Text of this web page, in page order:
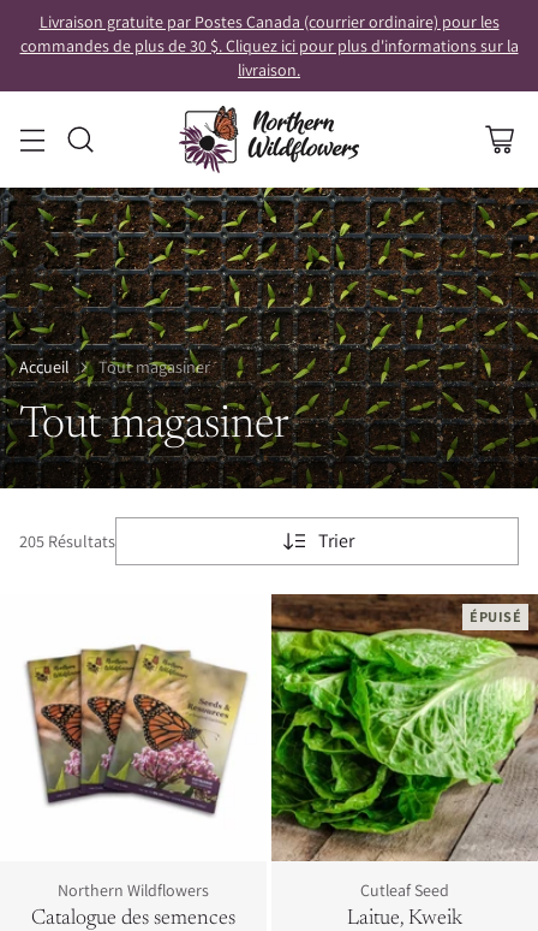
Livraison gratuite par Postes Canada (courrier ordinaire) pour les
commandes de plus de 30 $. Cliquez ici pour plus d'informations sur la
livraison.
Accueil Tout magasiner
Tout magasiner
Trier
205 Résultats
Northern Wildflowers
Catalogue des semences
ÉPUISÉ
Cutleaf Seed
Laitue, Kweik